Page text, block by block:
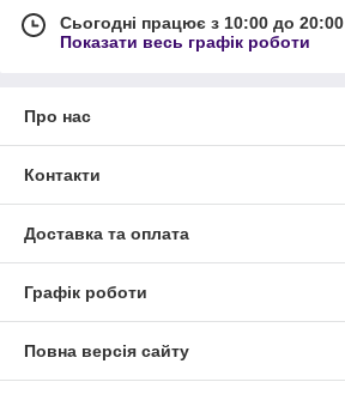
Сьогодні працює з 10:00 до 20:00
Показати весь графік роботи
Про нас
Контакти
Доставка та оплата
Графік роботи
Повна версія сайту